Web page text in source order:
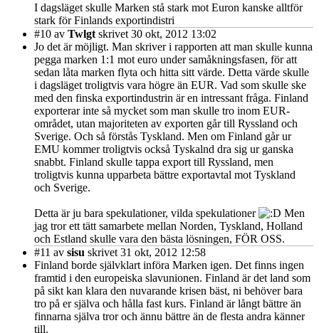
I dagsläget skulle Marken stå stark mot Euron kanske alltför
stark för Finlands exportindistri
#10 av Twlgt skrivet 30 okt, 2012 13:02
Jo det är möjligt. Man skriver i rapporten att man skulle kunna
pegga marken 1:1 mot euro under samåkningsfasen, för att
sedan låta marken flyta och hitta sitt värde. Detta värde skulle
i dagsläget troligtvis vara högre än EUR. Vad som skulle ske
med den finska exportindustrin är en intressant fråga. Finland
exporterar inte så mycket som man skulle tro inom EUR-
området, utan majoriteten av exporten går till Ryssland och
Sverige. Och så förstås Tyskland. Men om Finland går ur
EMU kommer troligtvis också Tyskalnd dra sig ur ganska
snabbt. Finland skulle tappa export till Ryssland, men
troligtvis kunna upparbeta bättre exportavtal mot Tyskland
och Sverige.
Detta är ju bara spekulationer, vilda spekulationer
Men
jag tror ett tätt samarbete mellan Norden, Tyskland, Holland
och Estland skulle vara den bästa lösningen, FÖR OSS.
#11 av sisu skrivet 31 okt, 2012 12:58
Finland borde självklart införa Marken igen. Det finns ingen
framtid i den europeiska slavunionen. Finland är det land som
på sikt kan klara den nuvarande krisen bäst, ni behöver bara
tro på er själva och hålla fast kurs. Finland är långt bättre än
finnarna själva tror och ännu bättre än de flesta andra känner
till.